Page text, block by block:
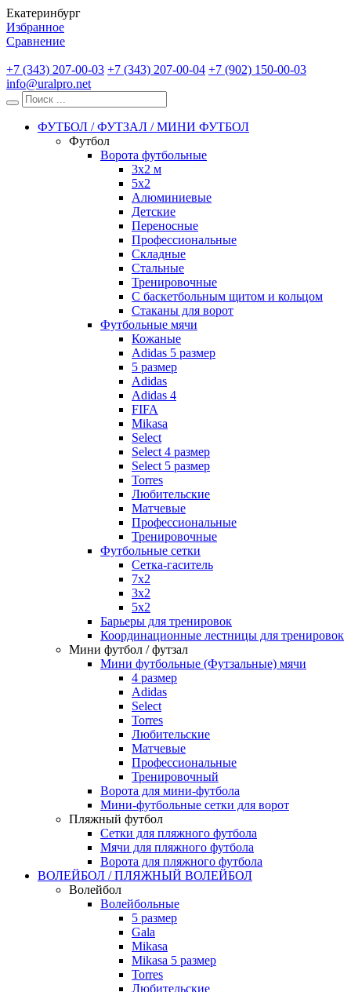
Екатеринбург
Избранное
Сравнение
+7 (343) 207-00-03 +7 (343) 207-00-04 +7 (902) 150-00-03
info@uralpro.net
ФУТБОЛ / ФУТЗАЛ / МИНИ ФУТБОЛ
Футбол
Ворота футбольные
3х2 м
5х2
Алюминиевые
Детские
Переносные
Профессиональные
Складные
Стальные
Тренировочные
С баскетбольным щитом и кольцом
Стаканы для ворот
Футбольные мячи
Кожаные
Adidas 5 размер
5 размер
Adidas
Adidas 4
FIFA
Mikasa
Select
Select 4 размер
Select 5 размер
Torres
Любительские
Матчевые
Профессиональные
Тренировочные
Футбольные сетки
Сетка-гаситель
7x2
3х2
5х2
Барьеры для тренировок
Координационные лестницы для тренировок
Мини футбол / футзал
Мини футбольные (Футзальные) мячи
4 размер
Adidas
Select
Torres
Любительские
Матчевые
Профессиональные
Тренировочный
Ворота для мини-футбола
Мини-футбольные сетки для ворот
Пляжный футбол
Сетки для пляжного футбола
Мячи для пляжного футбола
Ворота для пляжного футбола
ВОЛЕЙБОЛ / ПЛЯЖНЫЙ ВОЛЕЙБОЛ
Волейбол
Волейбольные
5 размер
Gala
Mikasa
Mikasa 5 размер
Torres
Любительские